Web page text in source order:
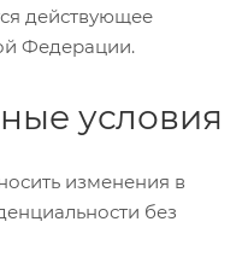
действующее
Федерации.
условия
изменения в
без